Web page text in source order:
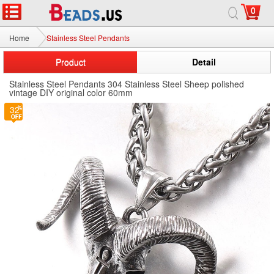
0
Home Stainless Steel Pendants
Product
Detail
Stainless Steel Pendants 304 Stainless Steel Sheep polished
vintage DIY original color 60mm